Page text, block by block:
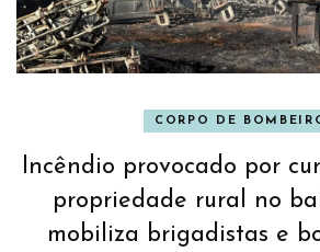
CORPO DE
Incêndio provocado por
propriedade rural no
mobiliza brigadistas e